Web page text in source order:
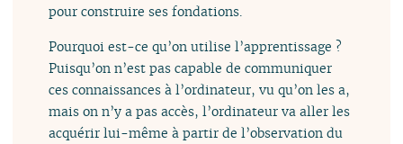
pour construire ses fondations.
Pourquoi est-ce qu’on utilise l’apprentissage ?
Puisqu’on n’est pas capable de communiquer
ces connaissances à l’ordinateur, vu qu’on les a,
mais on n’y a pas accès, l’ordinateur va aller les
acquérir lui-même à partir de l’observation du